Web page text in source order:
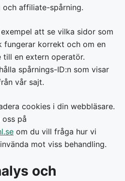
och affiliate-spårning.
att se vilka sidor som
fungerar korrekt och om en
till en extern operatör.
spårnings-ID:n som visar
vår sajt.
cookies i din webbläsare.
på
om du vill fråga hur vi
mot viss behandling.
och